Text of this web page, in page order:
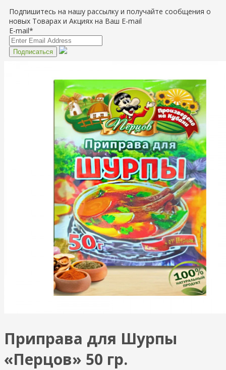
Подпишитесь на нашу рассылку и получайте сообщения о
новых Товарах и Акциях на Ваш E-mail
E-mail*
Приправа для Шурпы
«Перцов» 50 гр.